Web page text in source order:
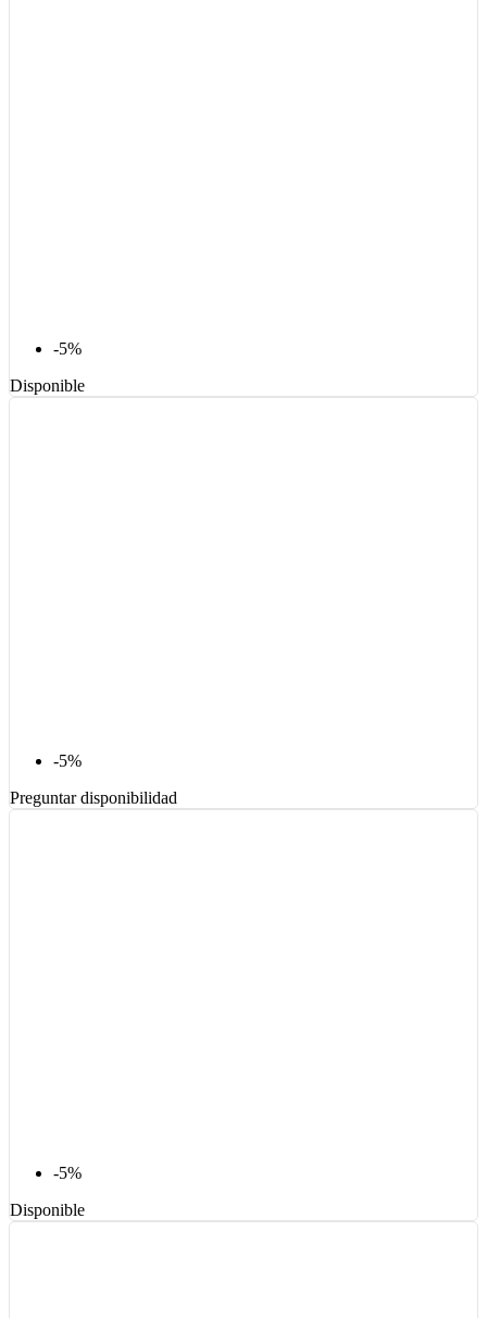
-5%
Disponible
-5%
Preguntar disponibilidad
-5%
Disponible